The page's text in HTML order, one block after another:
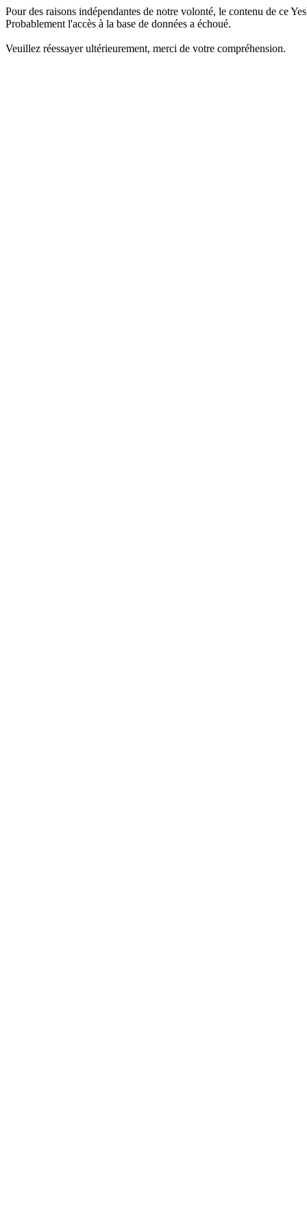
Pour des raisons indépendantes de notre volonté, le contenu de ce
Probablement l'accès à la base de données a échoué.
Veuillez réessayer ultérieurement, merci de votre compréhension.